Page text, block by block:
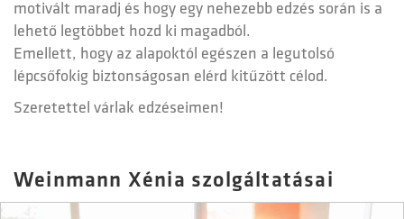
motivált maradj és hogy egy nehezebb edzés során is a
lehető legtöbbet hozd ki magadból.
Emellett, hogy az alapoktól egészen a legutolsó
lépcsőfokig biztonságosan elérd kitűzött célod.
Szeretettel várlak edzéseimen!
Weinmann Xénia szolgáltatásai